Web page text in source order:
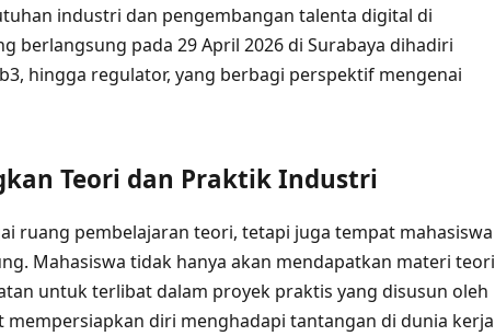
industri dan pengembangan talenta digital di
berlangsung pada 29 April 2026 di Surabaya dihadiri
hingga regulator, yang berbagi perspektif mengenai
Teori dan Praktik Industri
ruang pembelajaran teori, tetapi juga tempat mahasiswa
Mahasiswa tidak hanya akan mendapatkan materi teori
untuk terlibat dalam proyek praktis yang disusun oleh
diri menghadapi tantangan di dunia kerja